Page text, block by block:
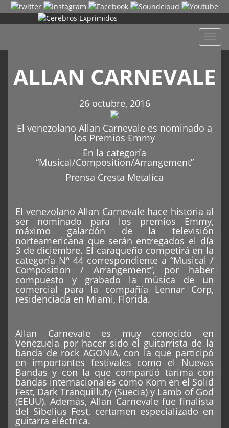
ALLAN CARNEVALE
26 octubre, 2016
El venezolano Allan Carnevale es nominado a
los Premios Emmy
En la categoría
“Musical/Composition/Arrangement”
Prensa Cresta Metalica
El venezolano Allan Carnevale hace historia al
ser nominado para los premios Emmy,
máximo galardón de la televisión
norteamericana que serán entregados el día
3 de diciembre. El caraqueño competirá en la
categoría Nº 44 correspondiente a “Musical /
Composition / Arrangement”, por haber
compuesto y grabado la música de un
comercial para la compañía Lennar Corp,
residenciada en Miami, Florida.
Allan Carnevale es muy conocido en
Venezuela por hacer sido el guitarrista de la
banda de rock AGONIA, con la que participó
en importantes festivales como el Nuevas
Bandas y con la que compartió tarima con
bandas internacionales como Korn en el Solid
Fest, Dark Tranquilluty (Suecia) y Lamb of God
(EEUU). Además, Allan Carnevale fue finalista
del Sibelius Fest, certamen especializado en
guitarra eléctrica.